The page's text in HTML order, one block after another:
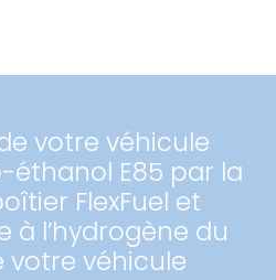
votre véhicule
éthanol E85 par la
FlexFuel et
à l’hydrogène du
votre véhicule